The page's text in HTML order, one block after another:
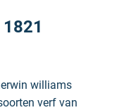
williams
verf van